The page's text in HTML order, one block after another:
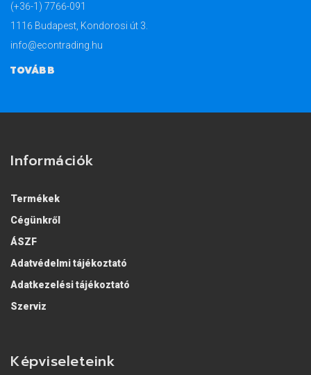
(+36-1) 7766-091
1116 Budapest, Kondorosi út 3.
info@econtrading.hu
TOVÁBB
Információk
Termékek
Cégünkről
ÁSZF
Adatvédelmi tájékoztató
Adatkezelési tájékoztató
Szerviz
Képviseleteink